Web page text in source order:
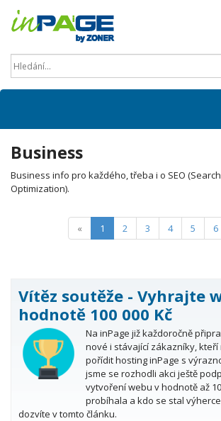
Business
Business info pro každého, třeba i o SEO
Optimization).
« 1 (current)
2 3 4 5 6
Vítěz soutěže - Vyhrajte
hodnotě 100 000 Kč
Na inPage již každoročně
nové i stávající zákazníky, kteří
pořídit hosting inPage s
jsme se rozhodli akci ještě
vytvoření webu v hodnotě až
probíhala a kdo se stal
dozvíte v tomto článku.